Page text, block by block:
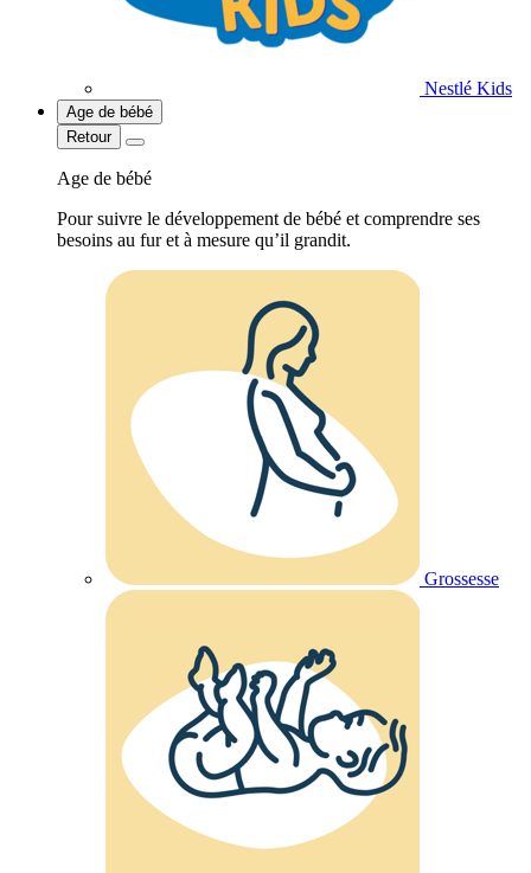
Nestlé Kids
Age de bébé
Retour
Age de bébé
Pour suivre le développement de bébé et comprendre ses
besoins au fur et à mesure qu’il grandit.
Grossesse